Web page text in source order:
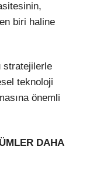
biri haline
stratejilerle
teknoloji
önemli
DAHA